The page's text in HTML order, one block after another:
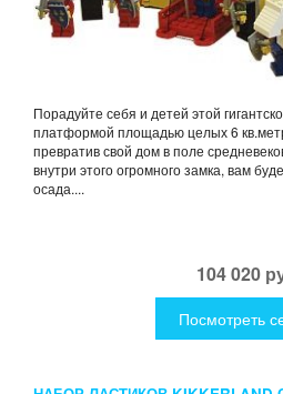
Порадуйте себя и детей этой
платформой площадью целых 6
превратив свой дом в поле
внутри этого огромного замка, вам
осада....
104 020
Посмотреть